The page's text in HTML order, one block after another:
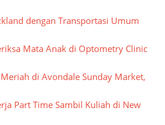
dengan Transportasi Umum
Mata Anak di Optometry Clinic
di Avondale Sunday Market,
Part Time Sambil Kuliah di New